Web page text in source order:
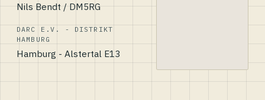
Nils Bendt / DM5RG
DARC E.V. - DISTRIKT
HAMBURG
Hamburg - Alstertal E13